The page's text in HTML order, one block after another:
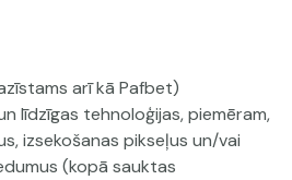
demo versija. Lūdzu,
spēlētu ar īstu naudu.
arī kā Pafbet)
līdzīgas tehnoloģijas, piemēram,
izsekošanas pikseļus un/vai
(kopā sauktas